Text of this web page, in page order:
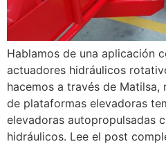
Hablamos de una aplicación
actuadores hidráulicos
hacemos a través de
de plataformas elevadoras
elevadoras autopropulsadas
hidráulicos. Lee el post